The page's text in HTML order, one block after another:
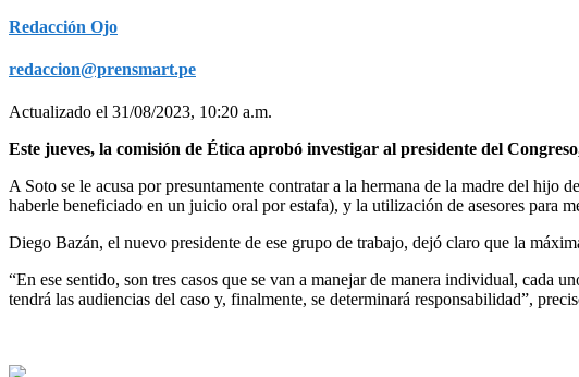
Redacción Ojo
redaccion@prensmart.pe
Actualizado el 31/08/2023, 10:20 a.m.
Este jueves, la comisión de Ética aprobó investigar al presidente del
A Soto se le acusa por presuntamente contratar a la hermana de la madre del
haberle beneficiado en un juicio oral por estafa), y la utilización de asesores para
Diego Bazán, el nuevo presidente de ese grupo de trabajo, dejó claro que la
“En ese sentido, son tres casos que se van a manejar de manera individual, cada
tendrá las audiencias del caso y, finalmente, se determinará responsabilidad”,